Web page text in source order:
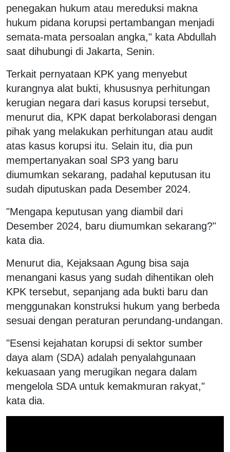
penegakan hukum atau mereduksi makna
hukum pidana korupsi pertambangan menjadi
semata-mata persoalan angka," kata Abdullah
saat dihubungi di Jakarta, Senin.
Terkait pernyataan KPK yang menyebut
kurangnya alat bukti, khususnya perhitungan
kerugian negara dari kasus korupsi tersebut,
menurut dia, KPK dapat berkolaborasi dengan
pihak yang melakukan perhitungan atau audit
atas kasus korupsi itu. Selain itu, dia pun
mempertanyakan soal SP3 yang baru
diumumkan sekarang, padahal keputusan itu
sudah diputuskan pada Desember 2024.
"Mengapa keputusan yang diambil dari
Desember 2024, baru diumumkan sekarang?"
kata dia.
Menurut dia, Kejaksaan Agung bisa saja
menangani kasus yang sudah dihentikan oleh
KPK tersebut, sepanjang ada bukti baru dan
menggunakan konstruksi hukum yang berbeda
sesuai dengan peraturan perundang-undangan.
"Esensi kejahatan korupsi di sektor sumber
daya alam (SDA) adalah penyalahgunaan
kekuasaan yang merugikan negara dalam
mengelola SDA untuk kemakmuran rakyat,"
kata dia.